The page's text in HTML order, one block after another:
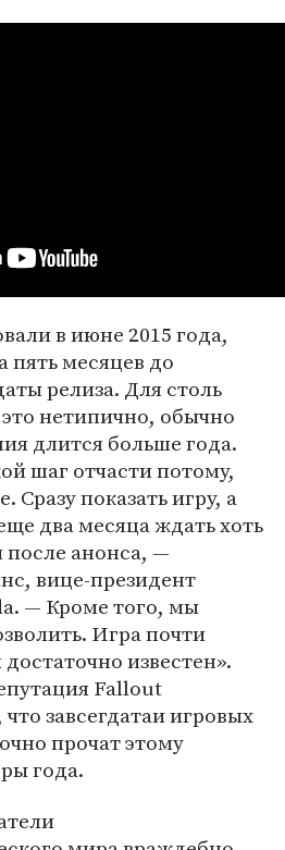
в июне 2015 года,
пять месяцев до
релиза. Для столь
нетипично, обычно
длится больше года.
шаг отчасти потому,
Cразу показать игру, а
два месяца ждать хоть
после анонса, —
вице-президент
— Кроме того, мы
Игра почти
известен».
Fallout
завсегдатаи игровых
прочат этому
года.